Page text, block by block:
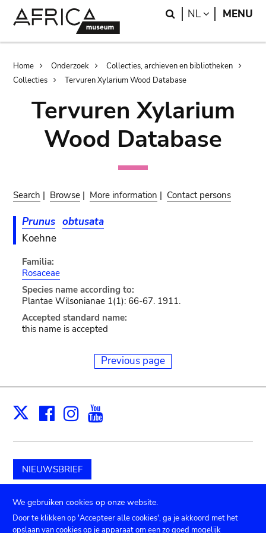
Search
NL LANGUAGE
MENU
Breadcrumb
Home Onderzoek
Collecties, archieven en bibliotheken
Collecties
Tervuren Xylarium Wood Database
Tervuren Xylarium
Wood Database
Search | Browse | More information | Contact persons
Prunus obtusata
Koehne
Familia:
Rosaceae
Species name according to:
Plantae Wilsonianae 1(1): 66-67. 1911.
Accepted standard name:
this name is accepted
Previous page
X Facebook
Instagram
NIEUWSBRIEF
Schenk aan het museum
We gebruiken cookies op onze website.
Door te klikken op 'Accepteer alle cookies', ga je akkoord met het
opslaan van cookies op je apparaat om een zo goed mogelijk